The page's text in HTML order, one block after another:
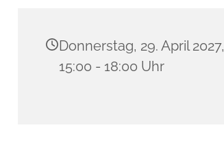
Donnerstag, 29. April 2027,
15:00 - 18:00 Uhr